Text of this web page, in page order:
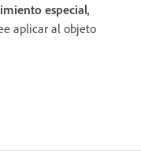
especial,
aplicar al objeto